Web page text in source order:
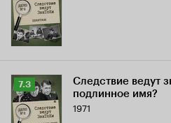
7.7
Рейтинг
Кинопоиска
7.3
7.3
Следствие ведут
подлинное имя?
1971